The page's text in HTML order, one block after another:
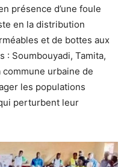
présence d’une foule
en la distribution
et de bottes aux
: Soumbouyadi, Tamita,
commune urbaine de
les populations
perturbent leur